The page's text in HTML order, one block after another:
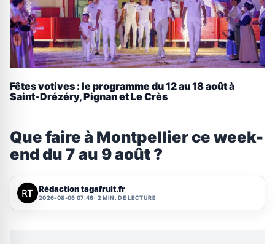
Fêtes votives : le programme du 12 au 18 août à
Saint-Drézéry, Pignan et Le Crès
Que faire à Montpellier ce week-
end du 7 au 9 août ?
Rédaction tagafruit.fr
2026-08-06 07:46 2 MIN. DE LECTURE